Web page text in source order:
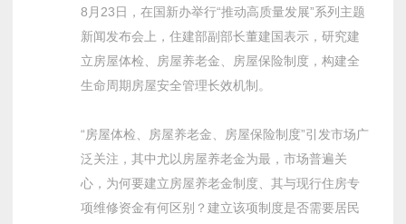
8月23日，在国新办举行“推动高质量发展”系列主题
新闻发布会上，住建部副部长董建国表示，研究建
立房屋体检、房屋养老金、房屋保险制度，构建全
生命周期房屋安全管理长效机制。
“房屋体检、房屋养老金、房屋保险制度”引发市场广
泛关注，其中尤以房屋养老金为最，市场普遍关
心，为何要建立房屋养老金制度、其与现行住房专
项维修资金有何区别？建立该项制度是否需要居民